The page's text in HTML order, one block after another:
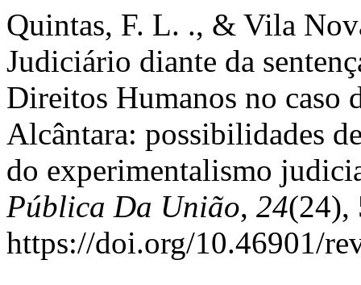
Quintas, F. L. ., & Vila
Judiciário diante da
Direitos Humanos no caso
Alcântara: possibilidades
do experimentalismo
Pública Da União, 24(24),
https://doi.org/10.46901/